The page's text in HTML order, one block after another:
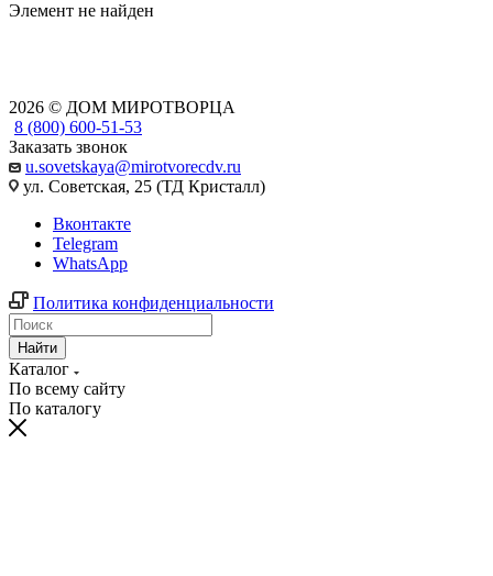
Элемент не найден
2026 © ДОМ МИРОТВОРЦА
8 (800) 600-51-53
Заказать звонок
u.sovetskaya@mirotvorecdv.ru
ул. Советская, 25 (ТД Кристалл)
Вконтакте
Telegram
WhatsApp
Политика конфиденциальности
Найти
Каталог
По всему сайту
По каталогу